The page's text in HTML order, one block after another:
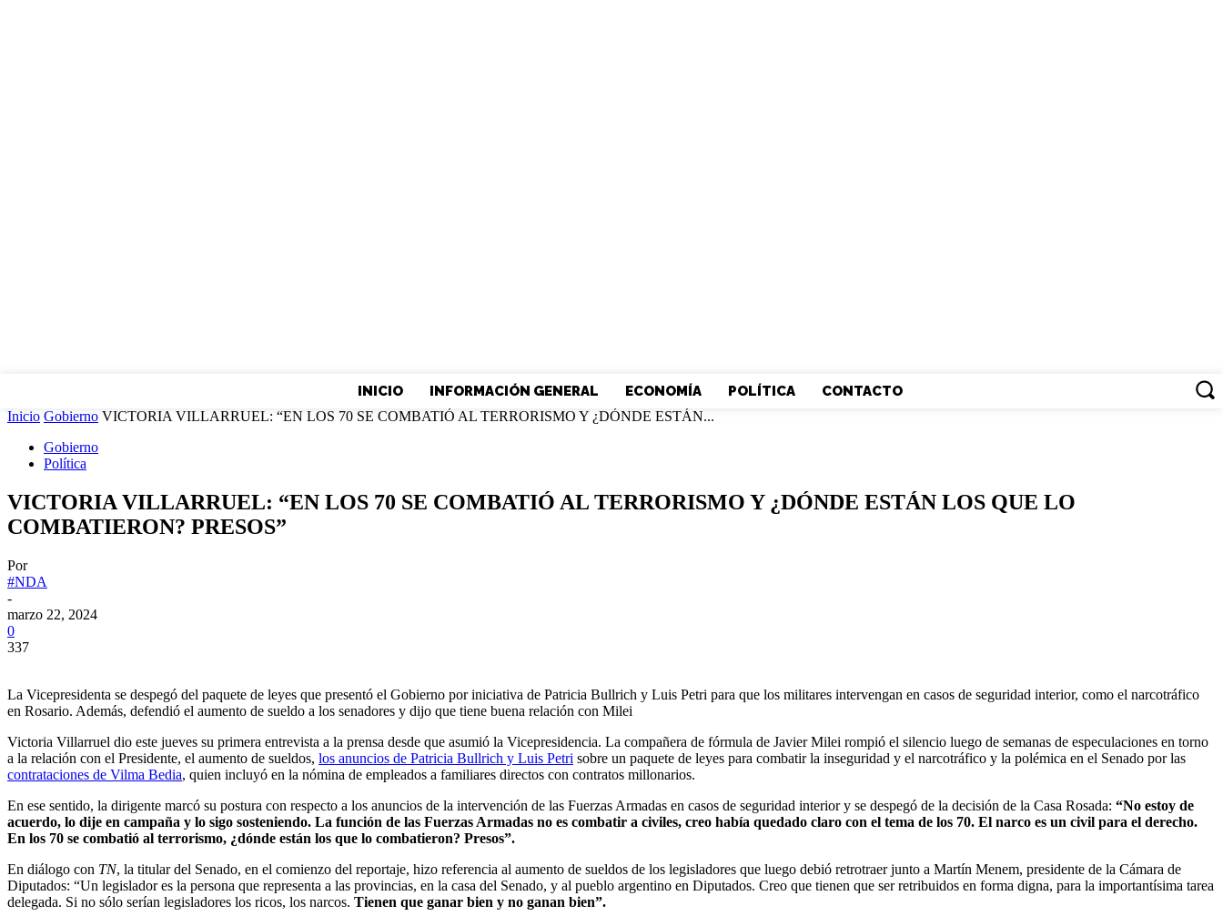
INICIO INFORMACIÓN GENERAL ECONOMÍA POLÍTICA CONTACTO
Inicio Gobierno VICTORIA VILLARRUEL: “EN LOS 70 SE COMBATIÓ AL TERRORISMO Y ¿DÓNDE ESTÁN...
Gobierno
Política
VICTORIA VILLARRUEL: “EN LOS 70 SE COMBATIÓ AL TERRORISMO Y ¿DÓNDE ESTÁN LOS QUE LO
COMBATIERON? PRESOS”
Por
#NDA
-
marzo 22, 2024
0
337
La Vicepresidenta se despegó del paquete de leyes que presentó el Gobierno por iniciativa de Patricia Bullrich y Luis Petri para que los militares intervengan en casos de seguridad interior, como el narcotráfico
en Rosario. Además, defendió el aumento de sueldo a los senadores y dijo que tiene buena relación con Milei
Victoria Villarruel dio este jueves su primera entrevista a la prensa desde que asumió la Vicepresidencia. La compañera de fórmula de Javier Milei rompió el silencio luego de semanas de especulaciones en torno
a la relación con el Presidente, el aumento de sueldos, los anuncios de Patricia Bullrich y Luis Petri sobre un paquete de leyes para combatir la inseguridad y el narcotráfico y la polémica en el Senado por las
contrataciones de Vilma Bedia, quien incluyó en la nómina de empleados a familiares directos con contratos millonarios.
En ese sentido, la dirigente marcó su postura con respecto a los anuncios de la intervención de las Fuerzas Armadas en casos de seguridad interior y se despegó de la decisión de la Casa Rosada: “No estoy de
acuerdo, lo dije en campaña y lo sigo sosteniendo. La función de las Fuerzas Armadas no es combatir a civiles, creo había quedado claro con el tema de los 70. El narco es un civil para el derecho.
En los 70 se combatió al terrorismo, ¿dónde están los que lo combatieron? Presos”.
En diálogo con TN, la titular del Senado, en el comienzo del reportaje, hizo referencia al aumento de sueldos de los legisladores que luego debió retrotraer junto a Martín Menem, presidente de la Cámara de
Diputados: “Un legislador es la persona que representa a las provincias, en la casa del Senado, y al pueblo argentino en Diputados. Creo que tienen que ser retribuidos en forma digna, para la importantísima tarea
delegada. Si no sólo serían legisladores los ricos, los narcos. Tienen que ganar bien y no ganan bien”.